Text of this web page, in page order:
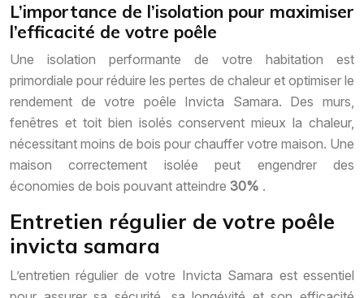
L’importance de l’isolation pour maximiser
l’efficacité de votre poêle
Une isolation performante de votre habitation est
primordiale pour réduire les pertes de chaleur et optimiser le
rendement de votre poêle Invicta Samara. Des murs,
fenêtres et toit bien isolés conservent mieux la chaleur,
nécessitant moins de bois pour chauffer votre maison. Une
maison correctement isolée peut engendrer des
économies de bois pouvant atteindre 30% .
Entretien régulier de votre poêle
invicta samara
L’entretien régulier de votre Invicta Samara est essentiel